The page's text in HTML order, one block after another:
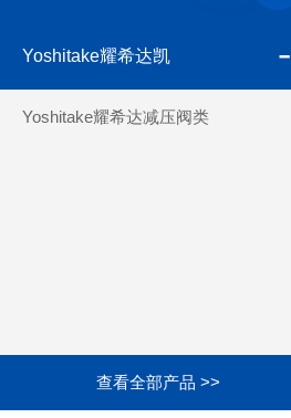
Yoshitake耀希达凯
Yoshitake耀希达减压阀类
查看全部产品 >>